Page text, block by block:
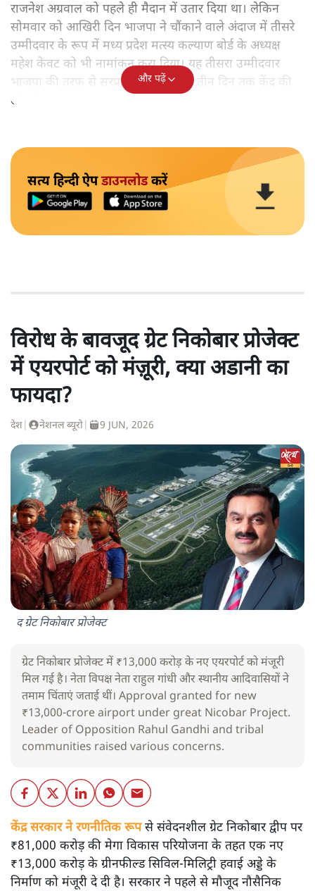
राजनेश अग्रवाल को पहले ही मैदान में उतार दिया था। लेकिन
सोमवार को आखिरी दिन भाजपा ने चौंकाने वाले अंदाज में तीसरे
उम्मीदवार के रूप में मध्य प्रदेश मत्स्य कल्याण बोर्ड के अध्यक्ष
महेश केवट को भी नामांकन करा दिया। यह तीसरा उम्मीदवार
भाजपा की तरफ से सरप्राइज था। पार्टी ने तीन दिन तक केंद्र की
लीडरशिप से बात करके यह फ़ैसला लिया।
और पढ़ें
सत्य हिन्दी ऐपडाउनलोडकरें
विरोध के बावजूद ग्रेट निकोबार प्रोजेक्ट
में एयरपोर्ट को मंज़ूरी, क्या अडानी का
फायदा?
देश नेशनल ब्यूरो 9 JUN, 2026
द ग्रेट निकोबार प्रोजेक्ट
ग्रेट निकोबार प्रोजेक्ट में ₹13,000 करोड़ के नए एयरपोर्ट को मंजूरी
मिल गई है। नेता विपक्ष नेता राहुल गांधी और स्थानीय आदिवासियों ने
तमाम चिंताएं जताई थीं। Approval granted for new
₹13,000-crore airport under great Nicobar Project.
Leader of Opposition Rahul Gandhi and tribal
communities raised various concerns.
केंद्र सरकार ने रणनीतिक रूपसे संवेदनशील ग्रेट निकोबार द्वीप पर
₹81,000 करोड़ की मेगा विकास परियोजना के तहत एक नए
₹13,000 करोड़ के ग्रीनफील्ड सिविल-मिलिट्री हवाई अड्डे के
निर्माण को मंजूरी दे दी है। सरकार ने पहले से मौजूद नौसैनिक